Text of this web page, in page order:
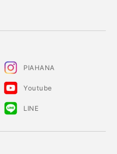
PIAHANA
Youtube
LINE